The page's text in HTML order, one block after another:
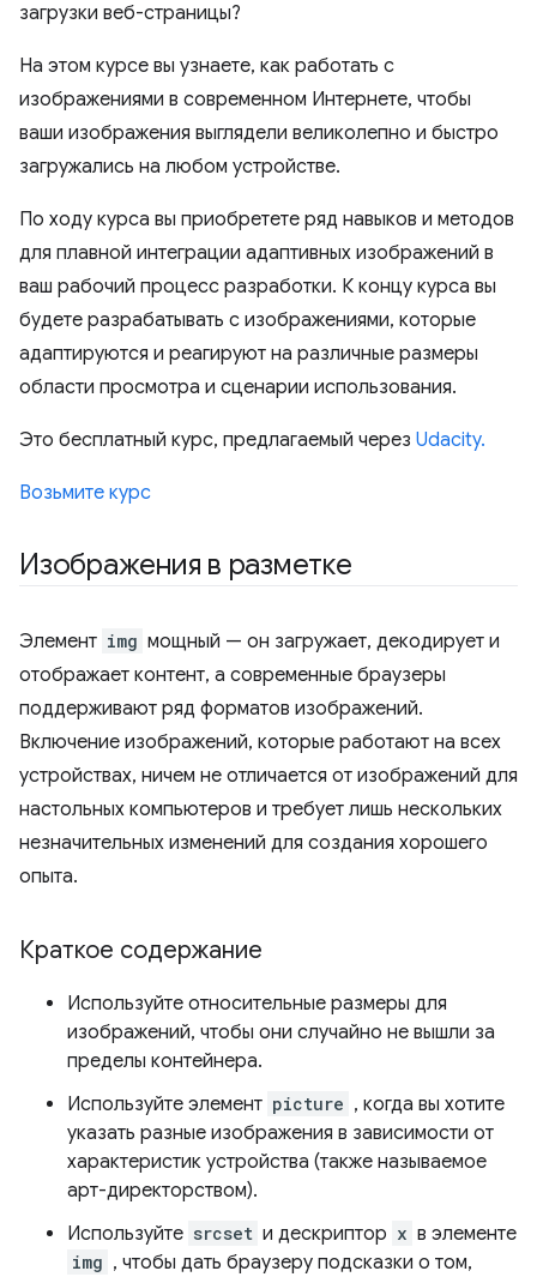
загрузки веб-страницы?
На этом курсе вы узнаете, как работать с
изображениями в современном Интернете, чтобы
ваши изображения выглядели великолепно и быстро
загружались на любом устройстве.
По ходу курса вы приобретете ряд навыков и методов
для плавной интеграции адаптивных изображений в
ваш рабочий процесс разработки. К концу курса вы
будете разрабатывать с изображениями, которые
адаптируются и реагируют на различные размеры
области просмотра и сценарии использования.
Это бесплатный курс, предлагаемый через Udacity.
Возьмите курс
Изображения в разметке
Элемент img мощный — он загружает, декодирует и
отображает контент, а современные браузеры
поддерживают ряд форматов изображений.
Включение изображений, которые работают на всех
устройствах, ничем не отличается от изображений для
настольных компьютеров и требует лишь нескольких
незначительных изменений для создания хорошего
опыта.
Краткое содержание
Используйте относительные размеры для
изображений, чтобы они случайно не вышли за
пределы контейнера.
Используйте элемент picture , когда вы хотите
указать разные изображения в зависимости от
характеристик устройства (также называемое
арт-директорством).
Используйте srcset и дескриптор x в элементе
img , чтобы дать браузеру подсказки о том,